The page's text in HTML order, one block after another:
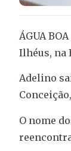
ÁGUA
Ilhéus, na
Adelino
O nome